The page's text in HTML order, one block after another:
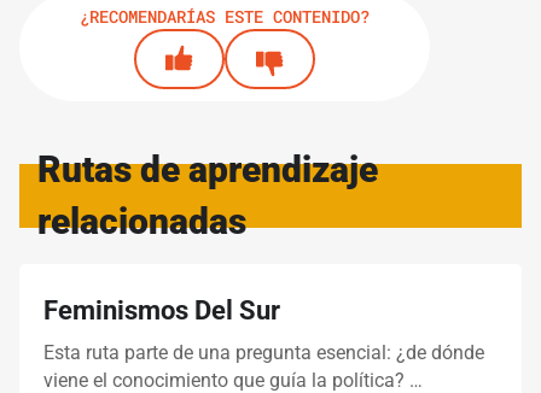
3 MINUTOS
Template presentación de campañas
11. VIDEO CLASES 14 MINUTOS
10 puntos claves para una campaña digital
IMPRIMIR RUTA DE APRENDIZAJE
¿RECOMENDARÍAS ESTE CONTENIDO?
Rutas de aprendizaje
relacionadas
Feminismos Del Sur
Esta ruta parte de una pregunta esencial: ¿de dónde
viene el conocimiento que guía la política? …